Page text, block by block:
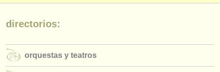
instrumentos robados
directorios:
conservatorios
directorios:
orquestas y teatros